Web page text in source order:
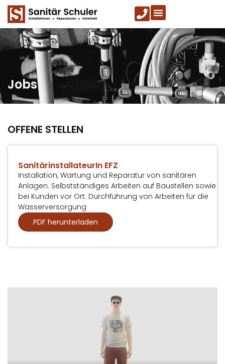
Jobs
OFFENE STELLEN
SanitärinstallateurIn EFZ
Installation, Wartung und Reparatur von sanitären
Anlagen. Selbstständiges Arbeiten auf Baustellen sowie
bei Kunden vor Ort. Durchführung von Arbeiten für die
Wasserversorgung
PDF herunterladen